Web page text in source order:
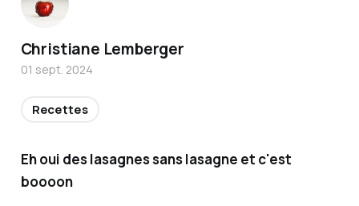
Eh oui des lasagnes sans lasagne et c'est
boooon
Christiane Lemberger
01 sept. 2024
Recettes